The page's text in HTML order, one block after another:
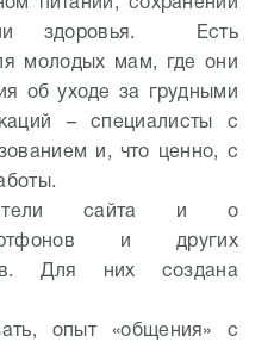
питании, сохранении
здоровья. Есть
молодых мам, где они
об уходе за грудными
– специалисты с
и, что ценно, с
сайта и о
и других
Для них создана
опыт «общения» с